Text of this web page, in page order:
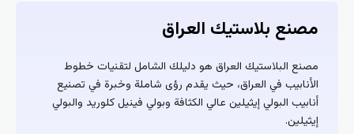
مصنع بلاستيك العراق
مصنع البلاستيك العراق هو دليلك الشامل لتقنيات خطوط
الأنابيب في العراق، حيث يقدم رؤى شاملة وخبرة في تصنيع
أنابيب البولي إيثيلين عالي الكثافة وبولي فينيل كلوريد والبولي
إيثيلين.